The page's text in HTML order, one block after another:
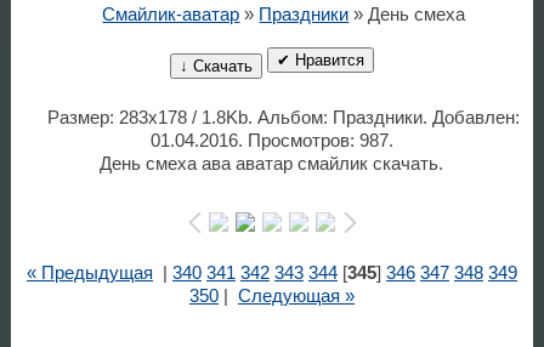
Смайлик-аватар » Праздники » День смеха
↓ Скачать ✔ Нравится
Размер: 283x178 / 1.8Kb. Альбом: Праздники. Добавлен:
01.04.2016. Просмотров: 987.
День смеха ава аватар смайлик скачать.
« Предыдущая 340 341 342 343 344[345] 346 347 348 349
350| Следующая »